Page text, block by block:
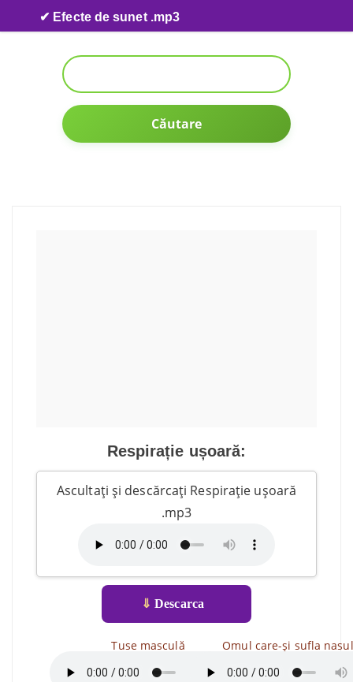
Skip to content
✔ Efecte de sunet .mp3
Căutare
Respirație ușoară:
Ascultați și descărcați Respirație ușoară
.mp3
⇓ Descarca
Tuse masculă Omul care-și sufla nasul